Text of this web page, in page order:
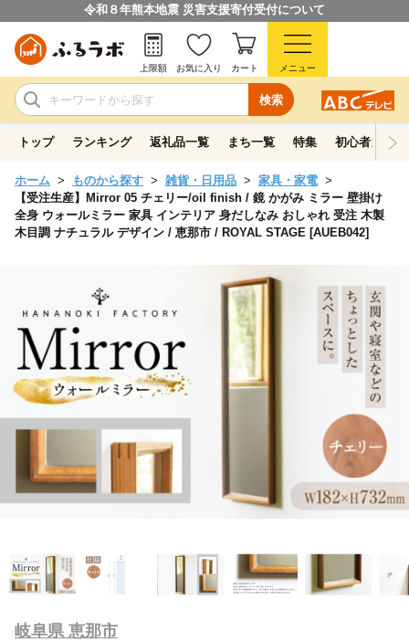
令和８年熊本地震 災害支援寄付受付について
検索
上限額 お気に入り カート メニュー
トップ ランキング 返礼品一覧 まち一覧 特集 初心者ガイド
ホーム ものから探す 雑貨・日用品
家具・家電
【受注生産】Mirror 05 チェリー/oil finish / 鏡 かがみ ミラー 壁掛け
全身 ウォールミラー 家具 インテリア 身だしなみ おしゃれ 受注 木製
木目調 ナチュラル デザイン / 恵那市 / ROYAL STAGE [AUEB042]
岐阜県 恵那市